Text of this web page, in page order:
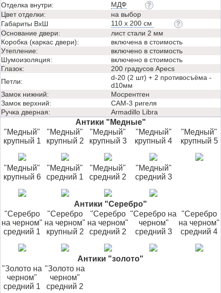
Отделка внутри:
МДФ
Цвет отделки:
на выбор
Габариты ВхШ
110 х 200 см
Основание двери:
лист стали 2 мм
Коробка (каркас двери):
включена в стоимость
Утепление:
включено в стоимость
Шумоизоляция:
включено в стоимость
Глазок:
200 градусов Apecs
Петли:
d-20 (2 шт) + 2 противосъёма -
d10мм
Замок нижний:
Мосрентген
Замок верхний:
САМ-3 ригеля
Ручка дверная:
Аrmadillo Libra
Антики "Медные"
"Медный"
крупный 1
"Медный"
крупный 2
"Медный"
крупный 3
"Медный"
крупный 4
"Медный"
крупный 5
"Медный"
крупный 6
"Медный"
средний 1
"Медный"
средний 2
"Медный"
средний 3
Антики "Серебро"
"Серебро
на черном"
средний 1
"Серебро
на черном"
крупный 2
"Серебро
на черном"
средний 2
"Серебро на
черном"
средний 3
"Серебро
на черном"
средний 4
Антики "золото"
"Золото на
черном"
средний 1
"Золото на
черном"
средний 2